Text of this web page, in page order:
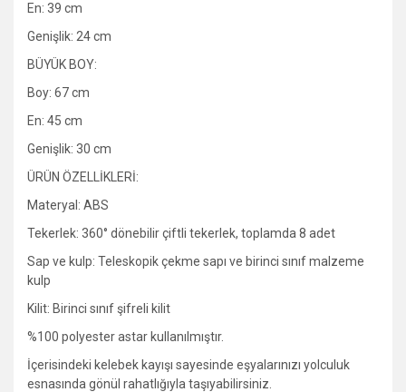
En: 39 cm
Genişlik: 24 cm
BÜYÜK BOY:
Boy: 67 cm
En: 45 cm
Genişlik: 30 cm
ÜRÜN ÖZELLİKLERİ:
Materyal: ABS
Tekerlek: 360° dönebilir çiftli tekerlek, toplamda 8 adet
Sap ve kulp: Teleskopik çekme sapı ve birinci sınıf malzeme
kulp
Kilit: Birinci sınıf şifreli kilit
%100 polyester astar kullanılmıştır.
İçerisindeki kelebek kayışı sayesinde eşyalarınızı yolculuk
esnasında gönül rahatlığıyla taşıyabilirsiniz.